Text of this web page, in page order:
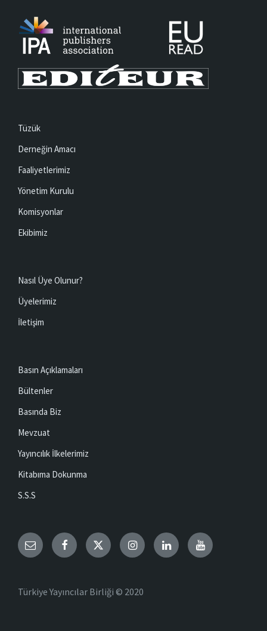
Tüzük
Derneğin Amacı
Faaliyetlerimiz
Yönetim Kurulu
Komisyonlar
Ekibimiz
Nasıl Üye Olunur?
Üyelerimiz
İletişim
Basın Açıklamaları
Bültenler
Basında Biz
Mevzuat
Yayıncılık İlkelerimiz
Kitabıma Dokunma
S.S.S
Email Facebook TwitterInstagramLinkedInYouTube
Türkiye Yayıncılar Birliği © 2020